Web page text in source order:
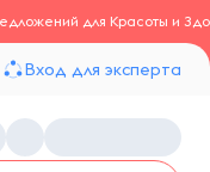
для Красоты и
Вход для эксперта